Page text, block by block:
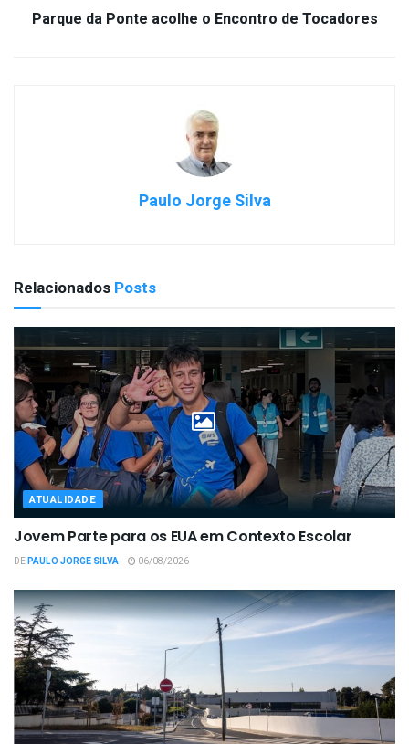
Parque da Ponte acolhe o Encontro de Tocadores
Paulo Jorge Silva
Relacionados Posts
ATUALIDADE
Jovem Parte para os EUA em Contexto Escolar
DEPAULO JORGE SILVA 06/08/2026